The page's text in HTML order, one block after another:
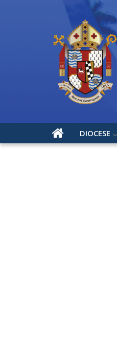
DIOCESE